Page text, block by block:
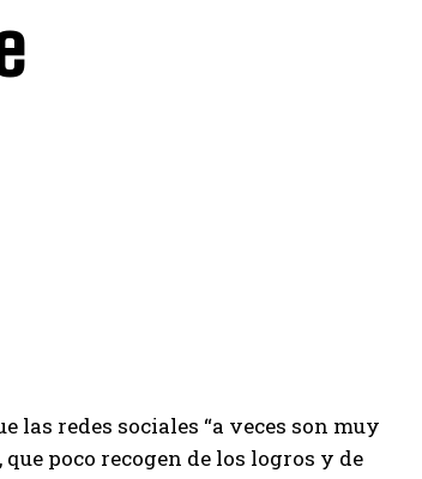
las redes sociales “a veces son muy
poco recogen de los logros y de